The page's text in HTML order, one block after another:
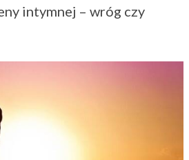
intymnej – wróg czy